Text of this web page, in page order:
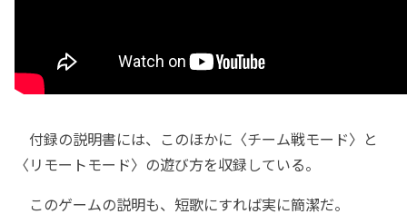
付録の説明書には、このほかに〈チーム戦モード〉と
〈リモートモード〉の遊び方を収録している。
このゲームの説明も、短歌にすれば実に簡潔だ。